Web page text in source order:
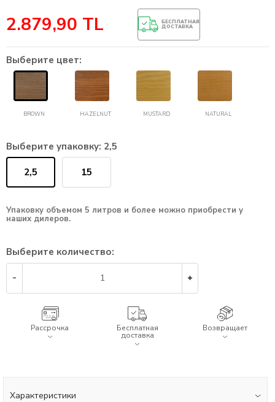
2.879,90 TL БЕСПЛАТНАЯ
ДОСТАВКА
Выберите цвет:
BROWN HAZELNUT MUSTARD NATURAL
Выберите упаковку: 2,5
2,5 15
Упаковку объемом 5 литров и более можно приобрести у
наших дилеров.
Выберите количество:
Рассрочка Бесплатная
доставка
Возвращает
Характеристики